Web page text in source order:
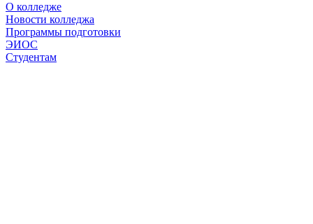
О колледже
Новости колледжа
Программы подготовки
ЭИОС
Студентам